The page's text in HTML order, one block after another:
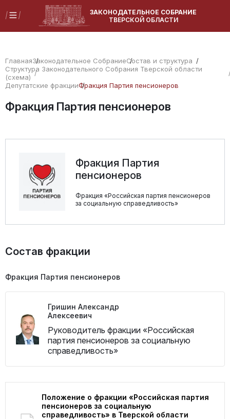
ЗАКОНОДАТЕЛЬНОЕ СОБРАНИЕ
ТВЕРСКОЙ ОБЛАСТИ
ГлавнаяЗаконодательное СобраниеСостав и структура
Структура Законодательного Собрания Тверской области
(схема)
Депутатские фракцииФракция Партия пенсионеров
Фракция Партия пенсионеров
Фракция Партия
пенсионеров
Фракция «Российская партия пенсионеров
за социальную справедливость»
Состав фракции
Фракция Партия пенсионеров
Гришин Александр
Алексеевич
Руководитель фракции «Российская
партия пенсионеров за социальную
справедливость»
Положение о фракции «Российская партия
пенсионеров за социальную
справедливость» в Тверской области